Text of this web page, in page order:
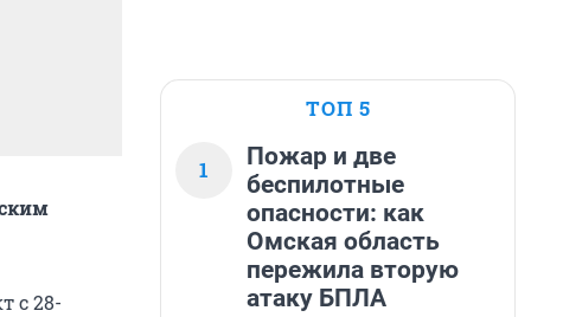
с 28-
ТОП 5
1
Пожар и две
беспилотные
опасности: как
Омская область
пережила вторую
атаку БПЛА